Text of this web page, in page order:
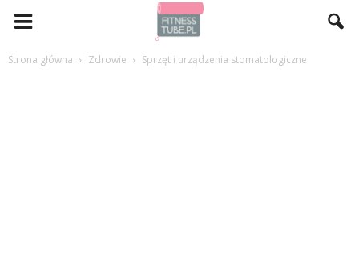
Strona główna Zdrowie Sprzęt i urządzenia stomatologiczne